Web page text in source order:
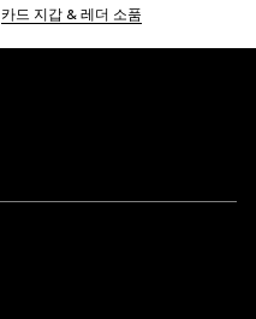
카드 지갑 & 레더 소품